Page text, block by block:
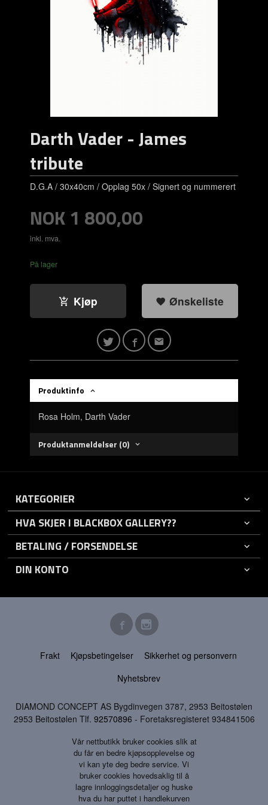
Darth Vader - James
tribute
D.G.A / 30x40cm / Opplag 50x / Signert og nummerert
Pris
NOK 1 800,00
inkl. mva.
På lager
Kjøp Ønskeliste
Produktinfo
Rosa Holm, Darth Vader
Produktanmeldelser (0)
KATEGORIER
HVA SKJER I BLACKBOX GALLERY??
BETALING / FORSENDELSE
DIN KONTO
Frakt Kjøpsbetingelser
Sikkerhet og personvern
Nyhetsbrev
DIAMOND CONCEPT AS Bygdinvegen 3787, 2953 Beitostølen
2953 Beitostølen Tlf. 92570896 - Foretaksregisteret 934841506
Vår nettbutikk bruker cookies slik at
du får en bedre kjøpsopplevelse og
vi kan yte deg bedre service. Vi
bruker cookies hovedsaklig til å
lagre innloggingsdetaljer og huske
hva du har puttet i handlekurven